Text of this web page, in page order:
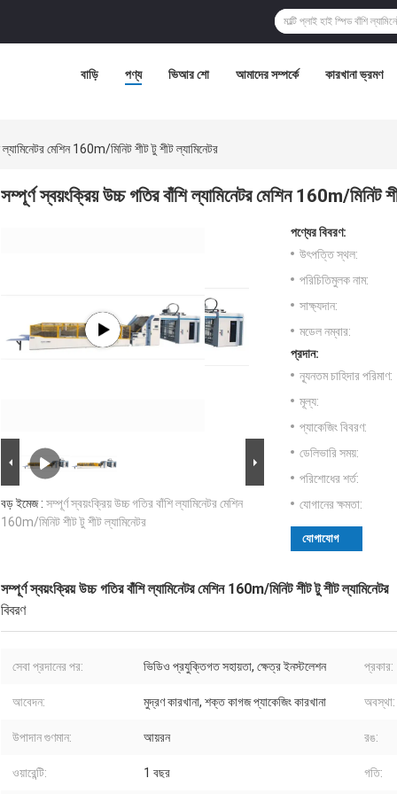
বাড়ি পণ্য ভিআর শো আমাদের সম্পর্কে কারখানা ভ্রমণ
মেশিন 160m/মিনিট শীট টু শীট ল্যামিনেটর
সম্পূর্ণ স্বয়ংক্রিয় উচ্চ গতির বাঁশি ল্যামিনেটর মেশিন 160m/মিনিট
বড় ইমেজ : সম্পূর্ণ স্বয়ংক্রিয় উচ্চ গতির বাঁশি ল্যামিনেটর মেশিন
160m/মিনিট শীট টু শীট ল্যামিনেটর
পণ্যের বিবরণ:
উৎপত্তি স্থল:
পরিচিতিমুলক নাম:
সাক্ষ্যদান:
মডেল নম্বার:
প্রদান:
ন্যূনতম চাহিদার পরিমাণ:
মূল্য:
প্যাকেজিং বিবরণ:
ডেলিভারি সময়:
পরিশোধের শর্ত:
যোগানের ক্ষমতা:
যোগাযোগ
সম্পূর্ণ স্বয়ংক্রিয় উচ্চ গতির বাঁশি ল্যামিনেটর মেশিন 160m/মিনিট শীট টু শীট ল্যামিনেটর
বিবরণ
সেবা প্রদানের পর: ভিডিও প্রযুক্তিগত সহায়তা, ক্ষেত্র ইনস্টলেশন প্রকার:
আবেদন: মুদ্রণ কারখানা, শক্ত কাগজ প্যাকেজিং কারখানা অবস্থা:
উপাদান গুণমান: আয়রন রঙ:
ওয়ারেন্টি: 1 বছর গতি: